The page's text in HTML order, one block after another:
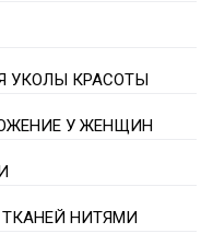
ИНЪЕКЦИОННАЯ КОСМЕТОЛОГИЯ УКОЛЫ КРАСОТЫ
У ЖЕНЩИН
НИТЯМИ